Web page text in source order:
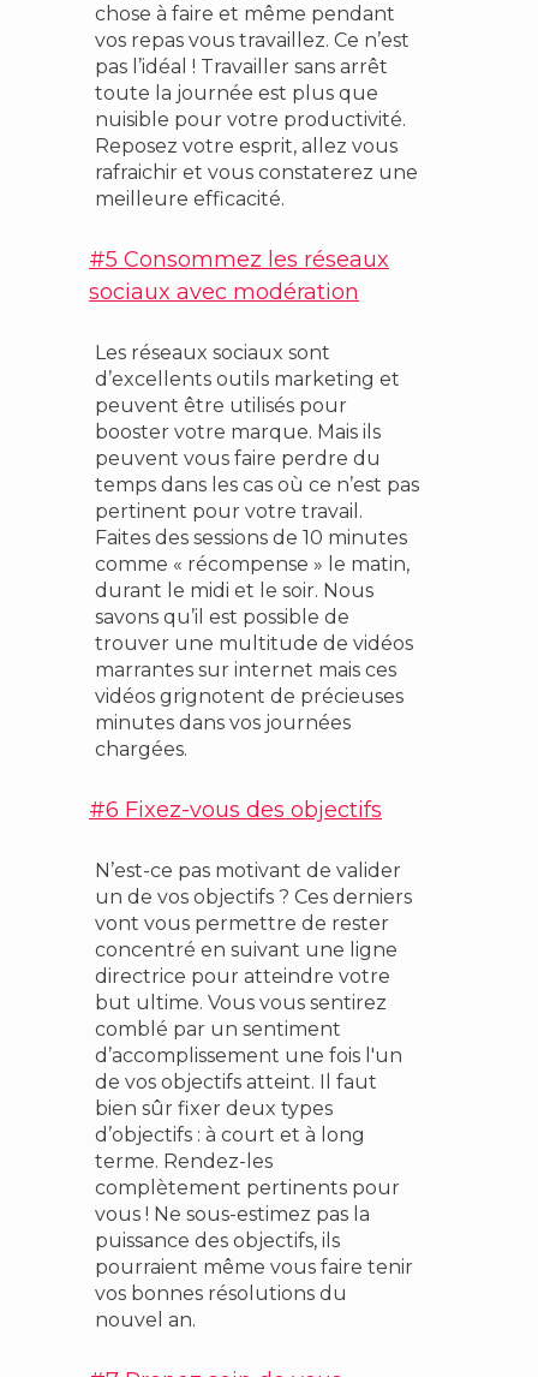
chose à faire et même pendant
vos repas vous travaillez. Ce n’est
pas l’idéal ! Travailler sans arrêt
toute la journée est plus que
nuisible pour votre productivité.
Reposez votre esprit, allez vous
rafraichir et vous constaterez une
meilleure efficacité.
#5 Consommez les réseaux
sociaux avec modération
Les réseaux sociaux sont
d’excellents outils marketing et
peuvent être utilisés pour
booster votre marque. Mais ils
peuvent vous faire perdre du
temps dans les cas où ce n’est pas
pertinent pour votre travail.
Faites des sessions de 10 minutes
comme « récompense » le matin,
durant le midi et le soir. Nous
savons qu’il est possible de
trouver une multitude de vidéos
marrantes sur internet mais ces
vidéos grignotent de précieuses
minutes dans vos journées
chargées.
#6 Fixez-vous des objectifs
N’est-ce pas motivant de valider
un de vos objectifs ? Ces derniers
vont vous permettre de rester
concentré en suivant une ligne
directrice pour atteindre votre
but ultime. Vous vous sentirez
comblé par un sentiment
d’accomplissement une fois l'un
de vos objectifs atteint. Il faut
bien sûr fixer deux types
d’objectifs : à court et à long
terme. Rendez-les
complètement pertinents pour
vous ! Ne sous-estimez pas la
puissance des objectifs, ils
pourraient même vous faire tenir
vos bonnes résolutions du
nouvel an.